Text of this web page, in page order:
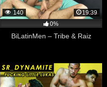
140
19:39
0%
BiLatinMen – Tribe & Raiz